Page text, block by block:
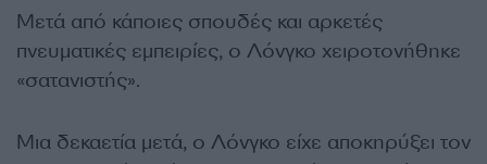
Μετά από κάποιες σπουδές και αρκετές
πνευματικές εμπειρίες, ο Λόνγκο χειροτονήθηκε
«σατανιστής».
Μια δεκαετία μετά, ο Λόνγκο είχε αποκηρύξει τον